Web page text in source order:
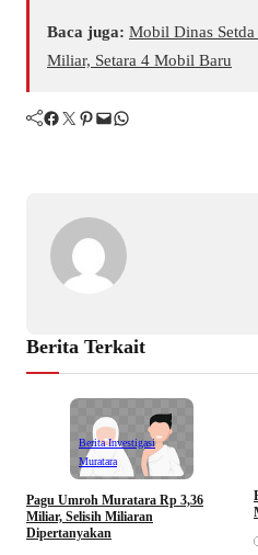
Baca juga: Mobil Dinas
Miliar, Setara 4 Mobil Baru
Facebook Twitter Pinterest Mail WhatsApp
Berita Terkait
Berita Investigasi
Muratara
Pagu Umroh Muratara Rp 3,36
Miliar, Selisih Miliaran
Dipertanyakan